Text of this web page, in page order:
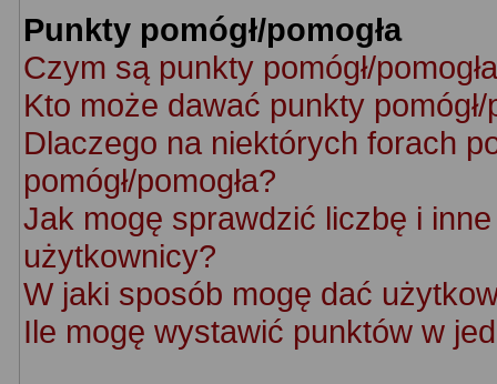
Punkty pomógł/pomogła
Czym są punkty pomógł/
Kto może dawać punkty pomógł/
Dlaczego na niektórych forach
pomógł/pomogła?
Jak mogę sprawdzić liczbę i
użytkownicy?
W jaki sposób mogę dać
Ile mogę wystawić punktów w